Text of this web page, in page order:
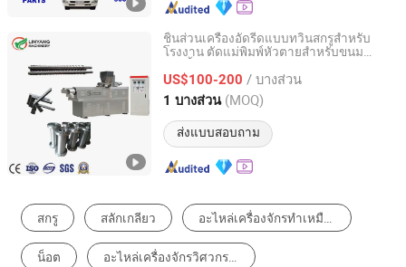
ชิ้นส่วนเครื่องอัดรีดแบบทวินสกรูสำหรับ
โรงงาน ตัดแม่พิมพ์หัวตายสำหรับขนม
US$100-200 / บางส่วน
1 บางส่วน (MOQ)
ส่งแบบสอบถาม
Jinan Linyang Machinery Co., Ltd.
Shandong, China อัตราจาก 2023
สกรู สลักเกลียว อะไหล่เครื่องจักรทำเหมือง
น็อต อะไหล่เครื่องจักรวิศวกรรมและการก่อสร้าง